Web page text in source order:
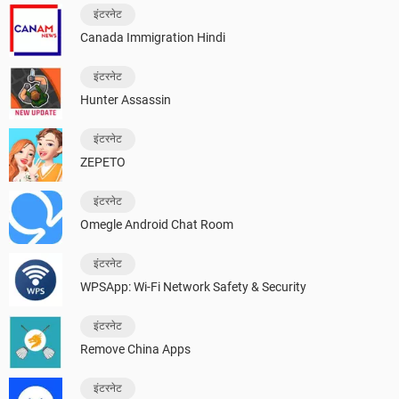
इंटरनेट
Canada Immigration Hindi
इंटरनेट
Hunter Assassin
इंटरनेट
ZEPETO
इंटरनेट
Omegle Android Chat Room
इंटरनेट
WPSApp: Wi-Fi Network Safety & Security
इंटरनेट
Remove China Apps
इंटरनेट